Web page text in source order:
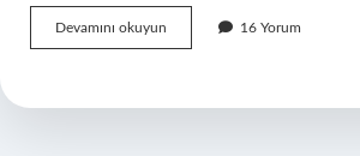
Devamını okuyun
karınca
anlama
16 Yorum